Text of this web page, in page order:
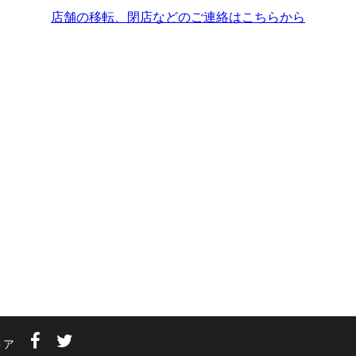
店舗の移転、閉店などのご連絡はこちらから
ア